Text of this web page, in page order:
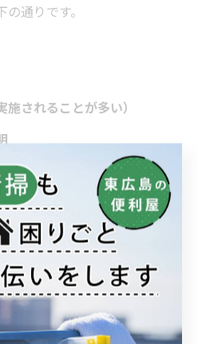
通りです。
されることが多い）
訪問し作業開始
算
量、作業環境などを確認し、
す。寺家駅周辺の業者は、即
柔軟に対応している場合が
です。